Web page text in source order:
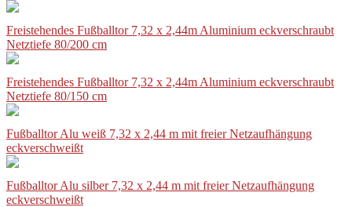
Freistehendes Fußballtor 7,32 x 2,44m Aluminium eckverschraubt
Netztiefe 80/200 cm
Freistehendes Fußballtor 7,32 x 2,44m Aluminium eckverschraubt
Netztiefe 80/150 cm
Fußballtor Alu weiß 7,32 x 2,44 m mit freier Netzaufhängung
eckverschweißt
Fußballtor Alu silber 7,32 x 2,44 m mit freier Netzaufhängung
eckverschweißt